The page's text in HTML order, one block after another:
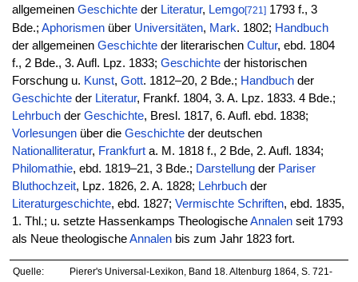
allgemeinen Geschichteder Literatur, Lemgo[721]1793 f., 3
Bde.; Aphorismenüber Universitäten, Mark. 1802; Handbuch
der allgemeinen Geschichteder literarischen Cultur, ebd. 1804
f., 2 Bde., 3. Aufl. Lpz. 1833; Geschichteder historischen
Forschung u. Kunst, Gott. 1812–20, 2 Bde.; Handbuchder
Geschichteder Literatur, Frankf. 1804, 3. A. Lpz. 1833. 4 Bde.;
Lehrbuchder Geschichte, Bresl. 1817, 6. Aufl. ebd. 1838;
Vorlesungenüber die Geschichteder deutschen
Nationalliteratur, Frankfurta. M. 1818 f., 2 Bde, 2. Aufl. 1834;
Philomathie, ebd. 1819–21, 3 Bde.; Darstellungder Pariser
Bluthochzeit, Lpz. 1826, 2. A. 1828; Lehrbuchder
Literaturgeschichte, ebd. 1827; Vermischte Schriften, ebd. 1835,
1. Thl.; u. setzte Hassenkamps TheologischeAnnalenseit 1793
als Neue theologischeAnnalenbis zum Jahr 1823 fort.
Quelle:
Pierer's Universal-Lexikon, Band 18. Altenburg 1864, S. 721-